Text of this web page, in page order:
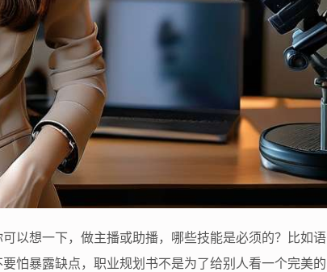
以想一下，做主播或助播，哪些技能是必须的？比如语
怕暴露缺点，职业规划书不是为了给别人看一个完美的